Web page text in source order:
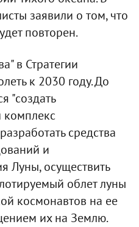
заявили о том, что
повторен.
в Стратегии
к 2030 году. До
"создать
комплекс
средства
и
Луны, осуществить
облет луны
космонавтов на ее
их на Землю.